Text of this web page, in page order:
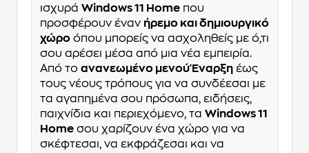
ισχυρά Windows 11 Home που
προσφέρουν έναν ήρεμο και δημιουργικό
χώρο όπου μπορείς να ασχοληθείς με ό,τι
σου αρέσει μέσα από μια νέα εμπειρία.
Από το ανανεωμένο μενού Έναρξη έως
τους νέους τρόπους για να συνδέεσαι με
τα αγαπημένα σου πρόσωπα, ειδήσεις,
παιχνίδια και περιεχόμενο, τα Windows 11
Home σου χαρίζουν ένα χώρο για να
σκέφτεσαι, να εκφράζεσαι και να